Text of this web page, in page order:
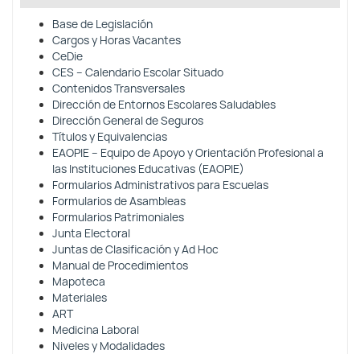
Base de Legislación
Cargos y Horas Vacantes
CeDie
CES – Calendario Escolar Situado
Contenidos Transversales
Dirección de Entornos Escolares Saludables
Dirección General de Seguros
Títulos y Equivalencias
EAOPIE – Equipo de Apoyo y Orientación Profesional a
las Instituciones Educativas (EAOPIE)
Formularios Administrativos para Escuelas
Formularios de Asambleas
Formularios Patrimoniales
Junta Electoral
Juntas de Clasificación y Ad Hoc
Manual de Procedimientos
Mapoteca
Materiales
ART
Medicina Laboral
Niveles y Modalidades